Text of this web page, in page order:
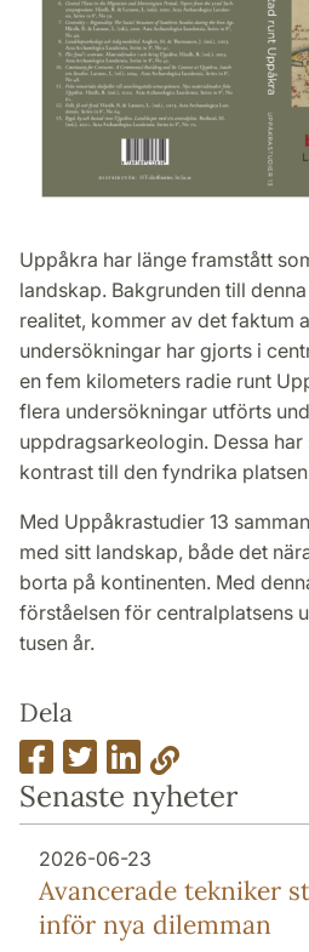
Uppåkra har länge framstått
landskap. Bakgrunden till
realitet, kommer av det faktum
undersökningar har gjorts i
en fem kilometers radie runt
flera undersökningar utförts
uppdragsarkeologin. Dessa har
kontrast till den fyndrika
Med Uppåkrastudier 13
med sitt landskap, både det
borta på kontinenten. Med
förståelsen för centralplatsens
tusen år.
Dela
Senaste nyheter
2026-06-23
Avancerade tekniker
inför nya dilemman